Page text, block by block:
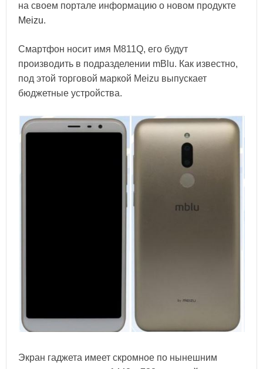
на своем портале информацию о новом продукте
Meizu.
Смартфон носит имя M811Q, его будут
производить в подразделении mBlu. Как известно,
под этой торговой маркой Meizu выпускает
бюджетные устройства.
Экран гаджета имеет скромное по нынешним